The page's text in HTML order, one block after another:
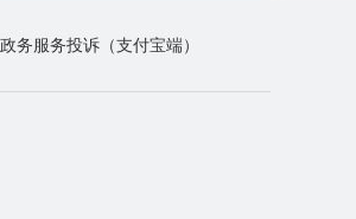
务服务投诉（支付宝端）